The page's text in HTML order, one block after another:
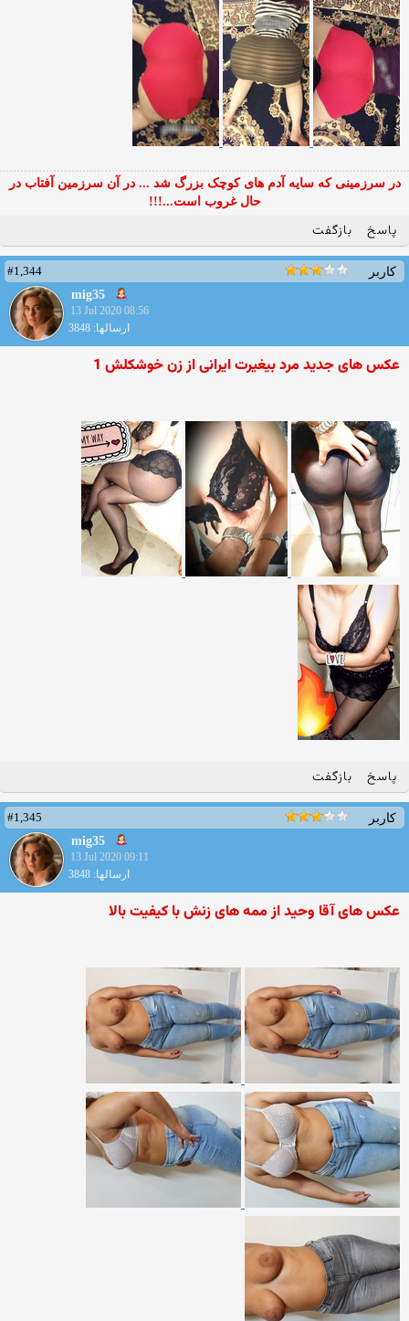
در سرزمینی که سایه آدم های کوچک بزرگ شد ... در آن سرزمین آفتاب در
حال غروب است...!!!
پاسخ بازگفت
کاربر
#1,344
mig35
13 Jul 2020 08:56
ارسالها: 3848
عکس های جدید مرد بیغیرت ایرانی از زن خوشکلش 1
پاسخ بازگفت
کاربر
#1,345
mig35
13 Jul 2020 09:11
ارسالها: 3848
عکس های آقا وحید از ممه های زنش با کیفیت بالا